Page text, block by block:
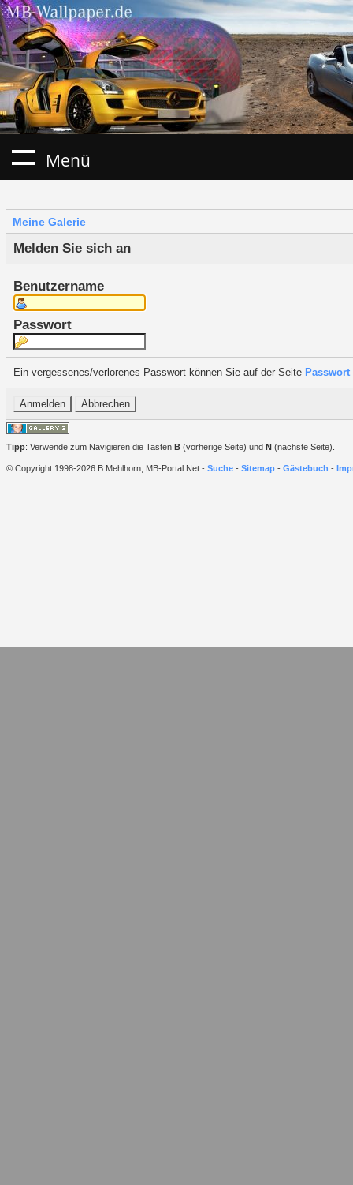
Menü
Meine Galerie
Melden Sie sich an
Benutzername
Passwort
Ein vergessenes/verlorenes Passwort können Sie auf der Seite
Tipp: Verwende zum Navigieren die Tasten B (vorherige Seite) und N (nächste Seite).
© Copyright 1998-2026 B.Mehlhorn, MB-Portal.Net - Suche - Sitemap - Gästebuch -